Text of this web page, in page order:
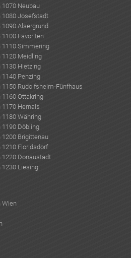
t in
Neubau
1080 Josefstadt
Alsergrund
Favoriten
1110 Simmering
1120 Meidling
Hietzing
Penzing
Rudolfsheim-Fünfhaus
Ottakring
Hernals
Währing
Döbling
Brigittenau
Floridsdorf
1220 Donaustadt
1230 Liesing
Wien